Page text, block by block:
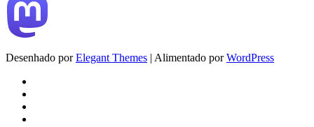
Desenhado porElegant Themes | Alimentado porWordPress